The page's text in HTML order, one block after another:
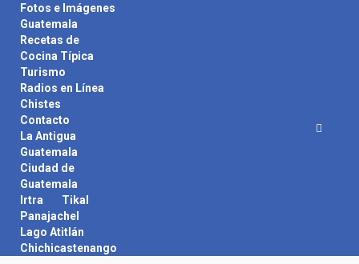
content
Fotos e Imágenes
Guatemala
Recetas de
Cocina Típica
Turismo
Radios en Línea
Chistes
Contacto
La Antigua
Guatemala
Ciudad de
Guatemala
Irtra
Tikal
Panajachel
Lago Atitlán
Chichicastenango